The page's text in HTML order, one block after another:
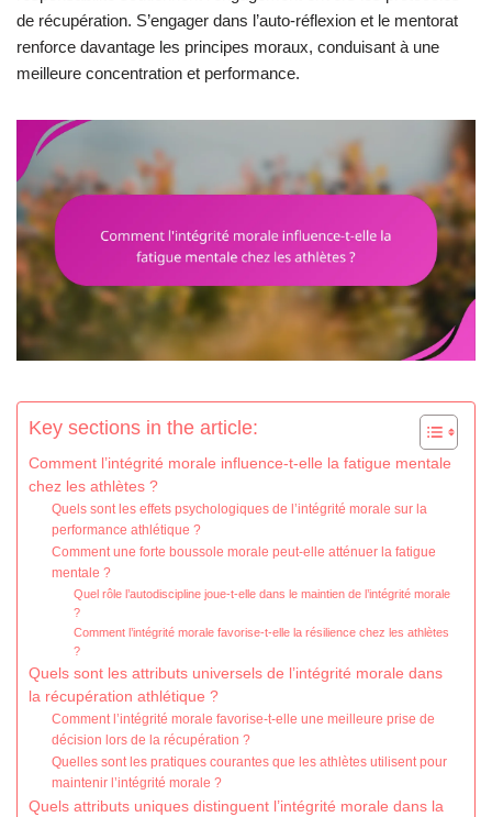
de récupération. S’engager dans l’auto-réflexion et le mentorat
renforce davantage les principes moraux, conduisant à une
meilleure concentration et performance.
Key sections in the article:
Comment l’intégrité morale influence-t-elle la fatigue mentale
chez les athlètes ?
Quels sont les effets psychologiques de l’intégrité morale sur la
performance athlétique ?
Comment une forte boussole morale peut-elle atténuer la fatigue
mentale ?
Quel rôle l’autodiscipline joue-t-elle dans le maintien de l’intégrité morale
?
Comment l’intégrité morale favorise-t-elle la résilience chez les athlètes
?
Quels sont les attributs universels de l’intégrité morale dans
la récupération athlétique ?
Comment l’intégrité morale favorise-t-elle une meilleure prise de
décision lors de la récupération ?
Quelles sont les pratiques courantes que les athlètes utilisent pour
maintenir l’intégrité morale ?
Quels attributs uniques distinguent l’intégrité morale dans la